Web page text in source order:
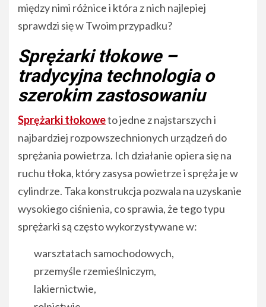
między nimi różnice i która z nich najlepiej
sprawdzi się w Twoim przypadku?
Sprężarki tłokowe –
tradycyjna technologia o
szerokim zastosowaniu
Sprężarki tłokoweto jedne z najstarszych i
najbardziej rozpowszechnionych urządzeń do
sprężania powietrza. Ich działanie opiera się na
ruchu tłoka, który zasysa powietrze i spręża je w
cylindrze. Taka konstrukcja pozwala na uzyskanie
wysokiego ciśnienia, co sprawia, że tego typu
sprężarki są często wykorzystywane w:
warsztatach samochodowych,
przemyśle rzemieślniczym,
lakiernictwie,